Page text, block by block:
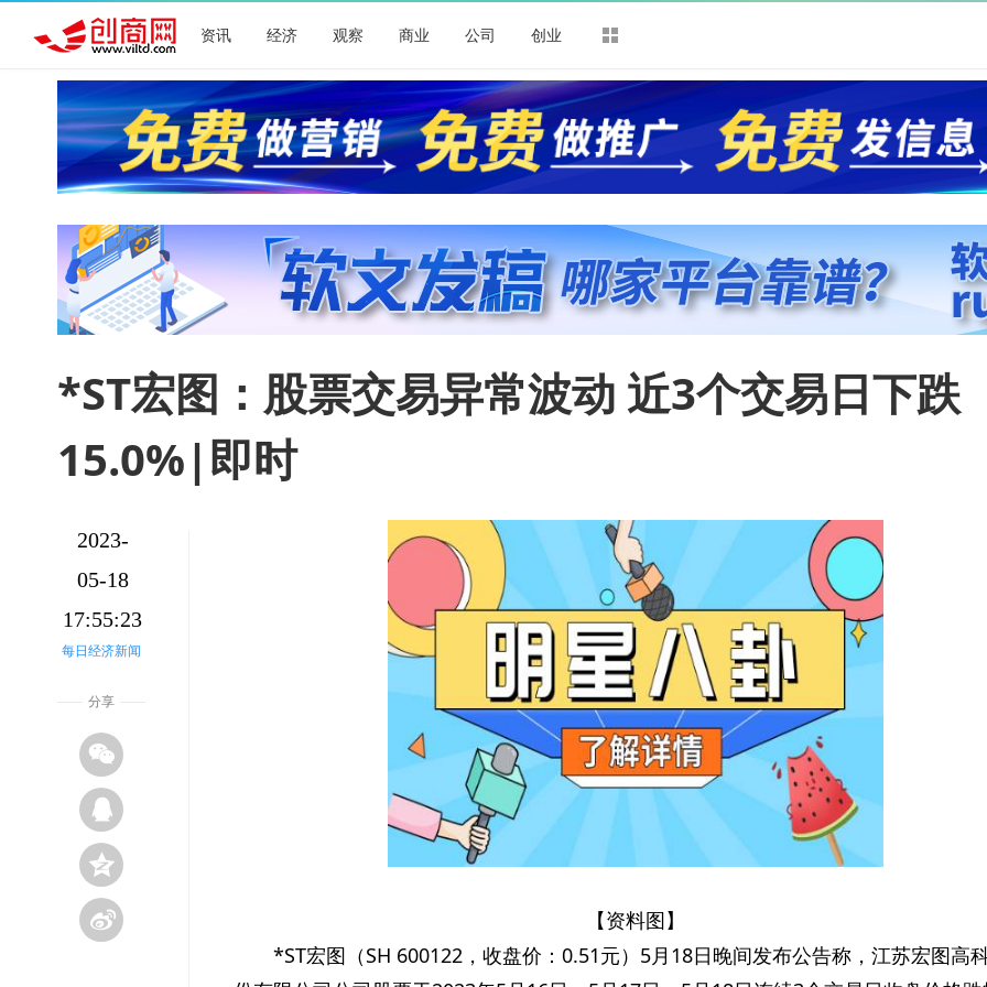
资讯 经济 观察 商业 公司 创业
*ST宏图：股票交易异常波动 近3个交易日下跌
15.0%|即时
2023-
05-18
17:55:23
每日经济新闻
分享
【资料图】
*ST宏图（SH 600122，收盘价：0.51元）5月18日晚间发布公告称，江苏宏图高